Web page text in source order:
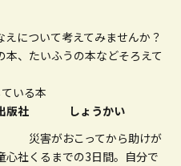
について考えてみませんか？
、たいふうの本などそろえて
いる本
版社
しょうかい
心社
災害がおこってから助けが
くるまでの3日間。自分で